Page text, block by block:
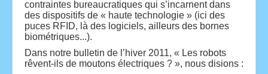
contraintes bureaucratiques qui s’incarnent dans
des dispositifs de « haute technologie » (ici des
puces RFID, là des logiciels, ailleurs des bornes
biométriques...).
Dans notre bulletin de l’hiver 2011, « Les robots
rêvent-ils de moutons électriques ? », nous disions :